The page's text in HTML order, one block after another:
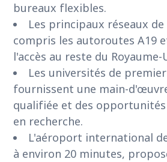
bureaux flexibles.
Les principaux réseaux
compris les autoroutes A19
l'accès au reste du Royaume-
Les universités de
fournissent une main-
qualifiée et des
en recherche.
L'aéroport international
à environ 20 minutes,